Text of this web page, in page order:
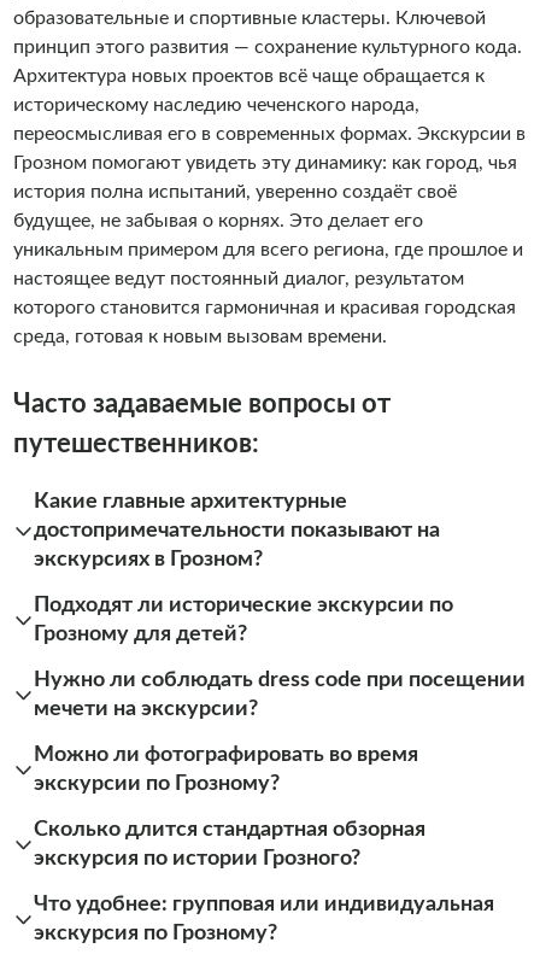
образовательные и спортивные кластеры. Ключевой
принцип этого развития — сохранение культурного кода.
Архитектура новых проектов всё чаще обращается к
историческому наследию чеченского народа,
переосмысливая его в современных формах. Экскурсии в
Грозном помогают увидеть эту динамику: как город, чья
история полна испытаний, уверенно создаёт своё
будущее, не забывая о корнях. Это делает его
уникальным примером для всего региона, где прошлое и
настоящее ведут постоянный диалог, результатом
которого становится гармоничная и красивая городская
среда, готовая к новым вызовам времени.
Часто задаваемые вопросы от
путешественников:
Какие главные архитектурные
достопримечательности показывают на
экскурсиях в Грозном?
Подходят ли исторические экскурсии по
Грозному для детей?
Нужно ли соблюдать dress code при посещении
мечети на экскурсии?
Можно ли фотографировать во время
экскурсии по Грозному?
Сколько длится стандартная обзорная
экскурсия по истории Грозного?
Что удобнее: групповая или индивидуальная
экскурсия по Грозному?